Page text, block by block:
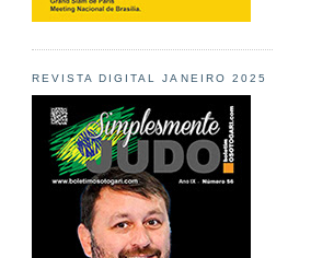
REVISTA DIGITAL JANEIRO 2025